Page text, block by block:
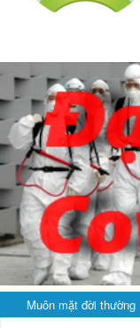
Muôn mặt đời thường